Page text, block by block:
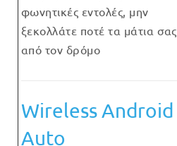
φωνητικές εντολές, μην
ξεκολλάτε ποτέ τα μάτια σας
από τον δρόμο
Wireless Android
Auto